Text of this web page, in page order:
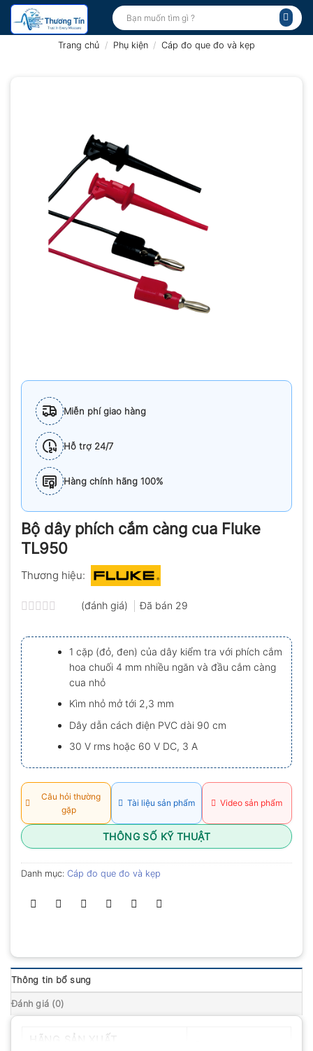
Bỏ
qua
Tìm
kiếm:
Trang chủ / Phụ kiện / Cáp đo que đo và kẹp
Miễn phí giao hàng
Hỗ trợ 24/7
Hàng chính hãng 100%
Bộ dây phích cắm càng cua Fluke
TL950
Thương hiệu:
xếp
hạng
0.0
5
sao
(đánh giá) Đã bán 29
1 cặp (đỏ, đen) của dây kiểm tra với phích cắm
hoa chuối 4 mm nhiều ngăn và đầu cắm càng
cua nhỏ
Kìm nhỏ mở tới 2,3 mm
Dây dẫn cách điện PVC dài 90 cm
30 V rms hoặc 60 V DC, 3 A
Câu hỏi thường
gặp
Tài liệu sản phẩm Video sản phẩm
THÔNG SỐ KỸ THUẬT
Danh mục: Cáp đo que đo và kẹp
Thông tin bổ sung
Đánh giá (0)